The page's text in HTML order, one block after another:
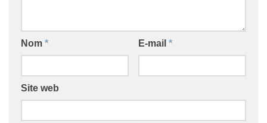
Nom * E-mail *
Site web